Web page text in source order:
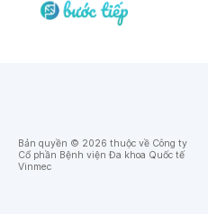
Bản quyền © 2026 thuộc về Công ty
Cổ phần Bệnh viện Đa khoa Quốc tế
Vinmec